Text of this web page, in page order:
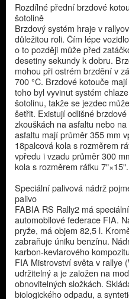
Rozdílné přední brzdové
šotolině
Brzdový systém hraje v
důležitou roli. Čím lépe
o to později může před
desetiny sekundy k dobru.
mohou při ostrém brzdění v
700 °C. Brzdové kotouče
toho byl vyvinut systém
šotolinu, takže se jezdec
šetřit. Existují odlišné
zkouškách na asfaltu nebo
asfaltu mají průměr 355 mm
18palcová kola s rozměrem
vpředu i vzadu průměr 300
kola s rozměrem ráfku 7"×15".
Speciální palivová nádrž
palivo
FABIA RS Rally2 má
automobilové federace FIA.
pryže, má objem 82,5 l.
zabraňuje úniku benzínu.
karbon-kevlarového
FIA Mistrovství světa v rallye
udržitelný a je založen na
obnovitelných složkách.
biologického odpadu, a